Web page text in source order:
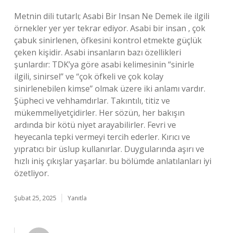
Metnin dili tutarlı; Asabi Bir Insan Ne Demek ile ilgili
örnekler yer yer tekrar ediyor. Asabi bir insan , çok
çabuk sinirlenen, öfkesini kontrol etmekte güçlük
çeken kişidir. Asabi insanların bazı özellikleri
şunlardır: TDK’ya göre asabi kelimesinin “sinirle
ilgili, sinirsel” ve “çok öfkeli ve çok kolay
sinirlenebilen kimse” olmak üzere iki anlamı vardır.
Şüpheci ve vehhamdırlar. Takıntılı, titiz ve
mükemmeliyetçidirler. Her sözün, her bakışın
ardında bir kötü niyet arayabilirler. Fevri ve
heyecanla tepki vermeyi tercih ederler. Kırıcı ve
yıpratıcı bir üslup kullanırlar. Duygularında aşırı ve
hızlı iniş çıkışlar yaşarlar. bu bölümde anlatılanları iyi
özetliyor.
Şubat 25, 2025 Yanıtla